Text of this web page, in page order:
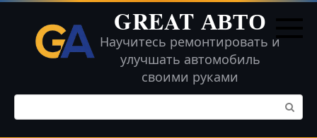
Перейти
контенту
GREAT АВТО
Научитесь ремонтировать и
улучшать автомобиль
своими руками
Поиск: